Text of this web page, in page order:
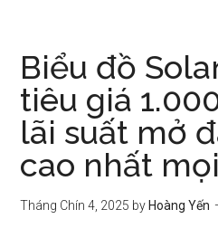
Biểu đồ
tiêu giá
lãi suất mở
cao nhất
Tháng Chín 4, 2025 by Hoàng Yến